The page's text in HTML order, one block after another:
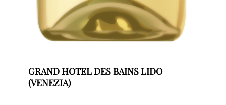
GRAND HOTEL DES BAINS LIDO
(VENEZIA)